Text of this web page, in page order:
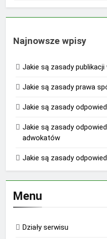
Najnowsze wpisy
Jakie są zasady
Jakie są zasady prawa
Jakie są zasady
Jakie są zasady
adwokatów
Jakie są zasady
Menu
Działy serwisu